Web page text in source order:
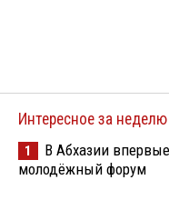
Интересное за неделю
1
В Абхазии
молодёжный форум